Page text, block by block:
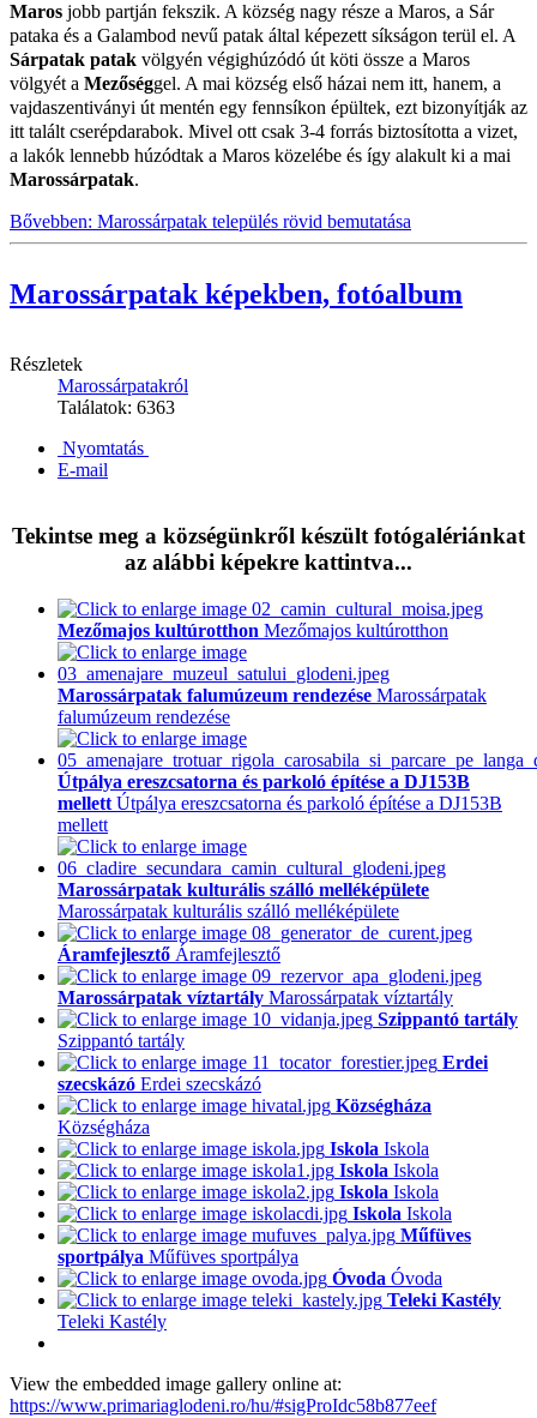
Maros jobb partján fekszik. A község nagy része a Maros, a Sár
pataka és a Galambod nevű patak által képezett síkságon terül el. A
Sárpatak patak völgyén végighúzódó út köti össze a Maros
völgyét a Mezőséggel. A mai község első házai nem itt, hanem, a
vajdaszentiványi út mentén egy fennsíkon épültek, ezt bizonyítják az
itt talált cserépdarabok. Mivel ott csak 3-4 forrás biztosította a vizet,
a lakók lennebb húzódtak a Maros közelébe és így alakult ki a mai
Marossárpatak.
Bővebben: Marossárpatak település rövid bemutatása
Marossárpatak képekben, fotóalbum
Részletek
Marossárpatakról
Találatok: 6363
Nyomtatás
E-mail
Tekintse meg a községünkről készült fotógalériánkat
az alábbi képekre kattintva...
Mezőmajos kultúrotthon Mezőmajos kultúrotthon
Marossárpatak falumúzeum rendezése Marossárpatak
falumúzeum rendezése
Útpálya ereszcsatorna és parkoló építése a DJ153B
mellett Útpálya ereszcsatorna és parkoló építése a DJ153B
mellett
Marossárpatak kulturális szálló melléképülete
Marossárpatak kulturális szálló melléképülete
Áramfejlesztő Áramfejlesztő
Marossárpatak víztartály Marossárpatak víztartály
Szippantó tartály
Szippantó tartály
Erdei
szecskázó Erdei szecskázó
Községháza
Községháza
Iskola Iskola
Iskola Iskola
Iskola Iskola
Iskola Iskola
Műfüves
sportpálya Műfüves sportpálya
Óvoda Óvoda
Teleki Kastély
Teleki Kastély
View the embedded image gallery online at:
https://www.primariaglodeni.ro/hu/#sigProIdc58b877eef